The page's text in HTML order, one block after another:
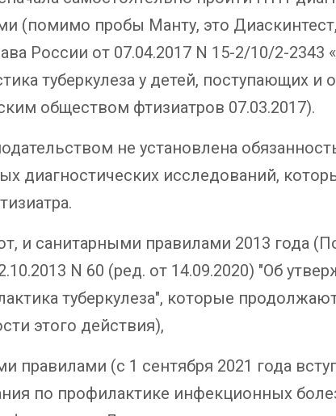
(помимо пробы Манту, это
России от 07.04.2017 N 15-2/10/2-
туберкулеза у детей, поступающих
обществом фтизиатров 07.03.2017).
не установлена
диагностических исследований,
и санитарными правилами 2013 года
N 60 (ред. от 14.09.2020) "Об
туберкулеза", которые
этого действия),
правилами (с 1 сентября 2021 года
по профилактике инфекционных